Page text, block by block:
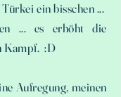
ein bisschen ...
... es erhöht die
Kampf. :D
Aufregung, meinen